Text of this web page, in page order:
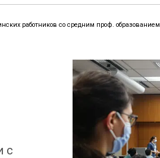
работников со средним проф. образованием
с